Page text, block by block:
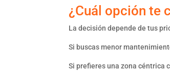
¿Cuál opción te
La decisión depende de tus
Si buscas menor
Si prefieres una zona céntrica